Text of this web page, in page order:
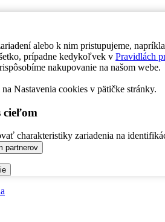
alebo k nim pristupujeme,
prípadne kedykoľvek v Pravidlách
nakupovanie na našom webe.
Nastavenia cookies v pätičke stránky.
cieľom
charakteristiky zariadenia na
partnerov